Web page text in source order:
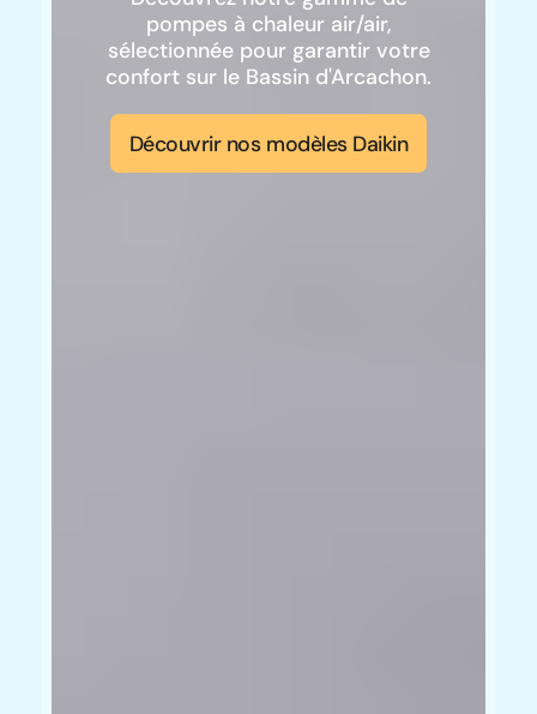
pompes à chaleur air/air,
sélectionnée pour garantir votre
confort sur le Bassin d'Arcachon.
Découvrir nos modèles Daikin